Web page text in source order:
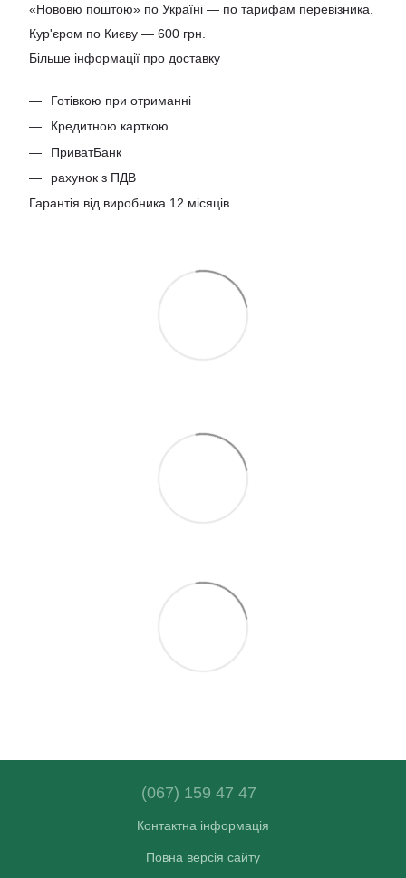
«Нововю поштою» по Україні — по тарифам перевізника.
Кур'єром по Києву — 600 грн.
Більше інформації про доставку
Готівкою при отриманні
Кредитною карткою
ПриватБанк
рахунок з ПДВ
Гарантія від виробника 12 місяців.
(067) 159 47 47
Контактна інформація
Повна версія сайту